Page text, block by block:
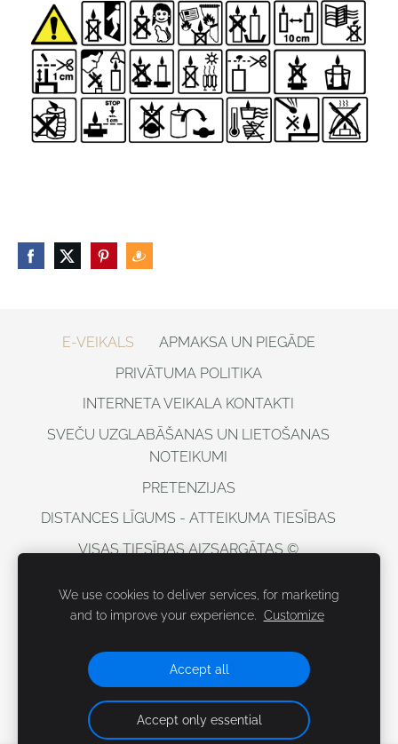
E-VEIKALS
APMAKSA UN PIEGĀDE
PRIVĀTUMA POLITIKA
INTERNETA VEIKALA KONTAKTI
SVEČU UZGLABĀŠANAS UN LIETOŠANAS
NOTEIKUMI
PRETENZIJAS
DISTANCES LĪGUMS - ATTEIKUMA TIESĪBAS
VISAS TIESĪBAS AIZSARGĀTAS ©
Sīkdatnes
https://www.balticcandles.com/lv
We use cookies to deliver services, for marketing
and to improve your experience.
Customize
Accept all
Accept only essential